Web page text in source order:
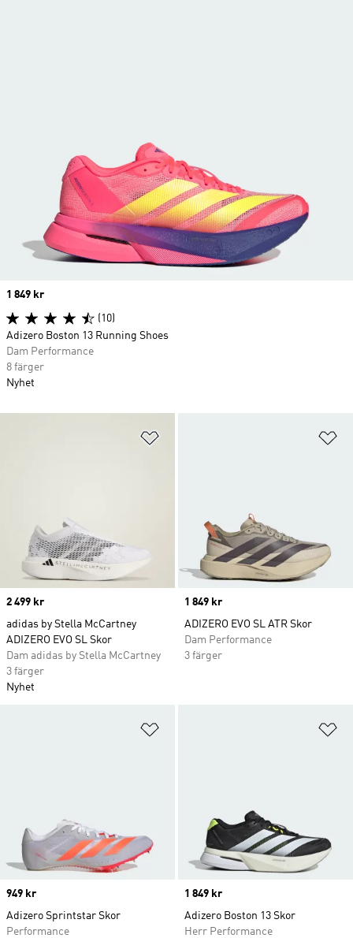
Price
2 499 kr
adidas by Stella McCartney
ADIZERO EVO SL Skor
Dam adidas by Stella McCartney
3 färger
Nyhet
Price
1 849 kr
ADIZERO EVO SL ATR Skor
Dam Performance
3 färger
Price
949 kr
Adizero Sprintstar Skor
Performance
Price
1 849 kr
Adizero Boston 13 Skor
Herr Performance
Price
1 849 kr
(10)
Adizero Boston 13 Running Shoes
Dam Performance
8 färger
Nyhet